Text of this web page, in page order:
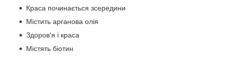
Краса починається зсередини
Містить арганова олія
Здоров'я і краса
Містять біотин